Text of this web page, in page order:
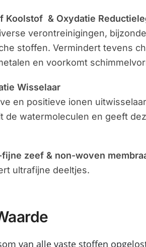
Koolstof & Oxydatie
verontreinigingen,
stoffen. Vermindert tevens
en voorkomt
Wisselaar
en positieve ionen
de watermoleculen en geeft
zeef & non-woven
ultrafijne deeltjes.
van alle vaste stoffen